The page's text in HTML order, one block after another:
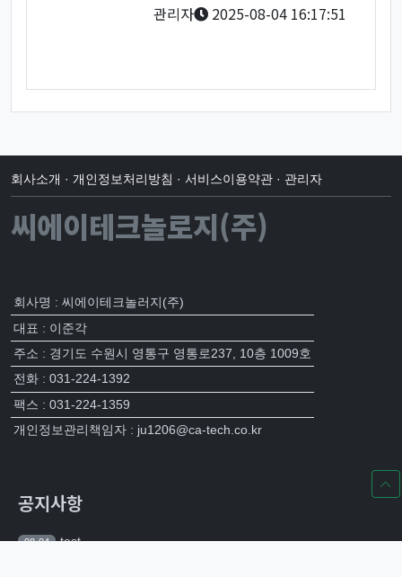
관리자 2025-08-04 16:17:51
회사소개 · 개인정보처리방침 · 서비스이용약관 · 관리자
씨에이테크놀로지(주)
회사명 : 씨에이테크놀러지(주)
대표 : 이준각
주소 : 경기도 수원시 영통구 영통로237, 10층 1009호
전화 : 031-224-1392
팩스 : 031-224-1359
개인정보관리책임자 : ju1206@ca-tech.co.kr
공지사항
08-04 test